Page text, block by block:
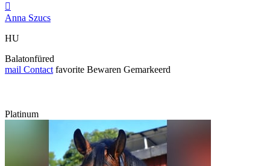

Anna Szucs
HU
Balatonfüred
mail Contact favorite Bewaren Gemarkeerd
Platinum